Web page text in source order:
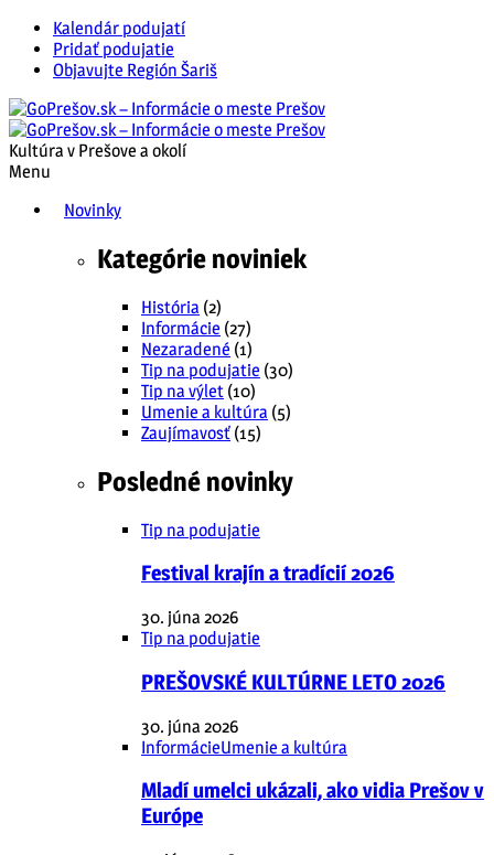
Kalendár podujatí
Pridať podujatie
Objavujte Región Šariš
Kultúra v Prešove a okolí
Menu
Novinky
Kategórie noviniek
História (2)
Informácie (27)
Nezaradené (1)
Tip na podujatie (30)
Tip na výlet (10)
Umenie a kultúra (5)
Zaujímavosť (15)
Posledné novinky
Tip na podujatie
Festival krajín a tradícií 2026
30. júna 2026
Tip na podujatie
PREŠOVSKÉ KULTÚRNE LETO 2026
30. júna 2026
InformácieUmenie a kultúra
Mladí umelci ukázali, ako vidia Prešov v
Európe